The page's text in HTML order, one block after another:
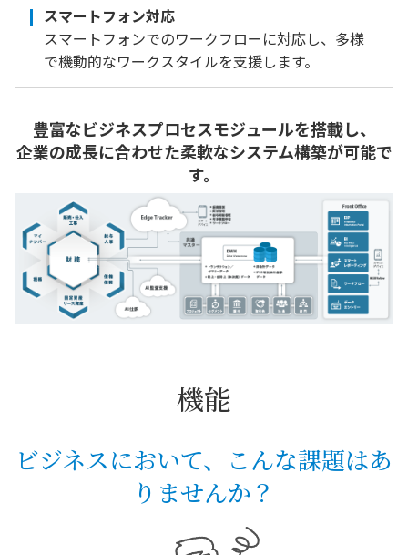
スマートフォン対応
スマートフォンでのワークフローに対応し、多様
で機動的なワークスタイルを支援します。
豊富なビジネスプロセスモジュールを搭載し、
企業の成長に合わせた柔軟なシステム構築が可能で
す。
機能
ビジネスにおいて、こんな課題はあ
りませんか？